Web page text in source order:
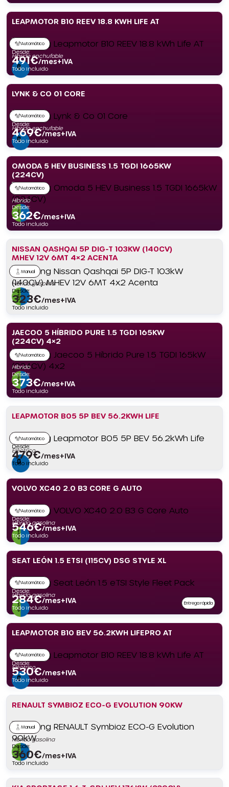
LEAPMOTOR B10 REEV 18.8 KWH LIFE AT
Automático
Híbrido enchufable
Desde:
491€/mes+IVA
Todo incluido
LYNK & CO 01 CORE
Automático
Híbrido enchufable
Desde:
469€/mes+IVA
Todo incluido
OMODA 5 HEV BUSINESS 1.5 TGDI 1665KW
(224CV)
Automático
Híbrido
Desde:
362€/mes+IVA
Todo incluido
NISSAN QASHQAI 5P DIG-T 103KW (140CV)
MHEV 12V 6MT 4×2 ACENTA
Manual
Híbrido gasolina
Desde:
323€/mes+IVA
Todo incluido
JAECOO 5 HÍBRIDO PURE 1.5 TGDI 165KW
(224CV) 4×2
Automático
Híbrido
Desde:
373€/mes+IVA
Todo incluido
LEAPMOTOR B05 5P BEV 56.2KWH LIFE
Automático
Eléctrico
Desde:
479€/mes+IVA
Todo incluido
VOLVO XC40 2.0 B3 CORE G AUTO
Automático
Híbrido gasolina
Desde:
546€/mes+IVA
Todo incluido
SEAT LEÓN 1.5 ETSI (115CV) DSG STYLE XL
Automático
Híbrido gasolina
Desde:
284€/mes+IVA
Todo incluido
Entrega rápida
LEAPMOTOR B10 BEV 56.2KWH LIFEPRO AT
Automático
Eléctrico
Desde:
530€/mes+IVA
Todo incluido
RENAULT SYMBIOZ ECO-G EVOLUTION 90KW
Manual
Híbrido gasolina
Desde:
360€/mes+IVA
Todo incluido